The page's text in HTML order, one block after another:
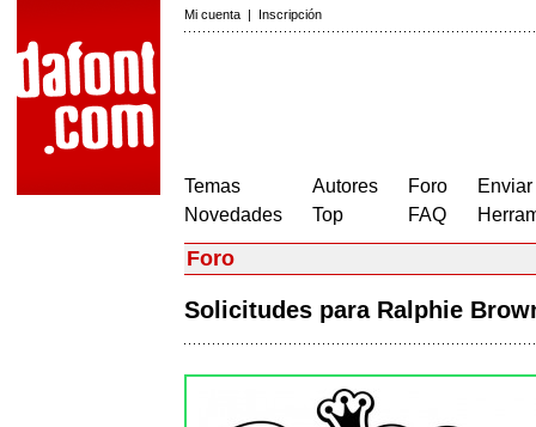
Mi cuenta | Inscripción
Temas
Novedades
Autores
Top
Foro
FAQ
Foro
Solicitudes para Ralphie